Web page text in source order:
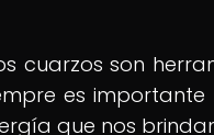
cuarzos son
es
que nos